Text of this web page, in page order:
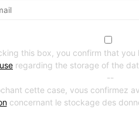
this box, you confirm that
regarding the storage of the
--
cette case, vous confirmez
concernant le stockage des